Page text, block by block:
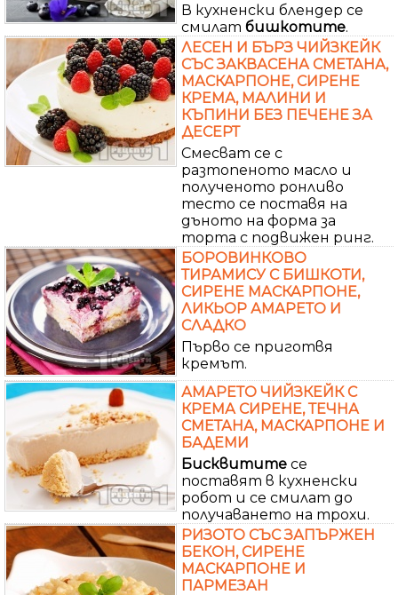
В кухненски блендер се
смилат бишкотите.
ЛЕСЕН И БЪРЗ ЧИЙЗКЕЙК
СЪС ЗАКВАСЕНА СМЕТАНА,
МАСКАРПОНЕ, СИРЕНЕ
КРЕМА, МАЛИНИ И
КЪПИНИ БЕЗ ПЕЧЕНЕ ЗА
ДЕСЕРТ
Смесват се с
разтопеното масло и
полученото ронливо
тесто се поставя на
дъното на форма за
торта с подвижен ринг.
БОРОВИНКОВО
ТИРАМИСУ С БИШКОТИ,
СИРЕНЕ МАСКАРПОНЕ,
ЛИКЬОР АМАРЕТО И
СЛАДКО
Първо се приготвя
кремът.
АМАРЕТО ЧИЙЗКЕЙК С
КРЕМА СИРЕНЕ, ТЕЧНА
СМЕТАНА, МАСКАРПОНЕ И
БАДЕМИ
Бисквитите се
постaвят в кухненски
робот и се смилат до
получаването на трохи.
РИЗОТО СЪС ЗАПЪРЖЕН
БЕКОН, СИРЕНЕ
МАСКАРПОНЕ И
ПАРМЕЗАН